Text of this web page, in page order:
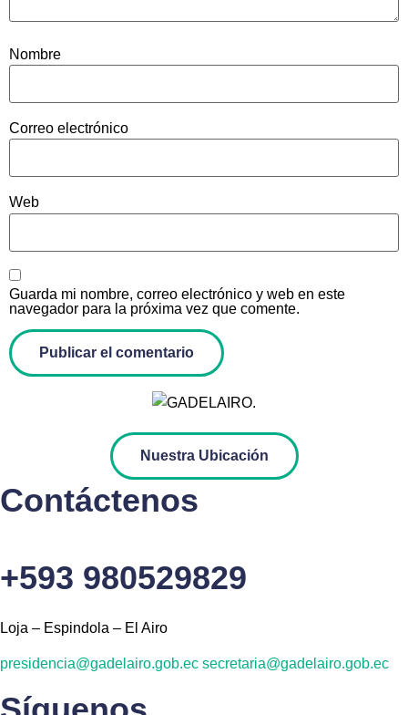
Nombre
Correo electrónico
Web
Guarda mi nombre, correo electrónico y web en este
navegador para la próxima vez que comente.
Nuestra Ubicación
Contáctenos
+593 980529829
Loja – Espindola – El Airo
presidencia@gadelairo.gob.ec secretaria@gadelairo.gob.ec